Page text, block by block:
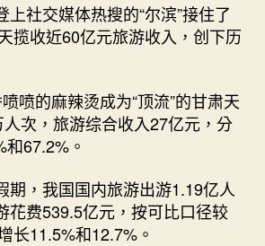
上社交媒体热搜的“尔滨”接住了
揽收近60亿元旅游收入，创下历
喷的麻辣烫成为“顶流”的甘肃天
次，旅游综合收入27亿元，分
67.2%。
期，我国国内旅游出游1.19亿人
花费539.5亿元，按可比口径较
长11.5%和12.7%。